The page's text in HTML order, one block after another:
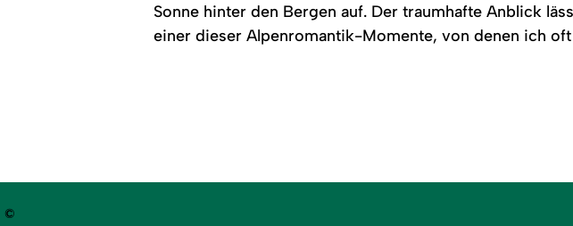
Sonne hinter den Bergen auf. Der traumhafte Anblick
einer dieser Alpenromantik-Momente, von denen ich
©